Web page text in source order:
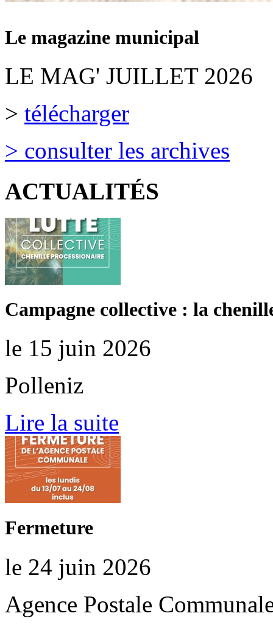
Le magazine municipal
LE MAG' JUILLET 2026
> télécharger
> consulter les archives
ACTUALITÉS
Campagne collective : la
le 15 juin 2026
Polleniz
Lire la suite
Fermeture
le 24 juin 2026
Agence Postale